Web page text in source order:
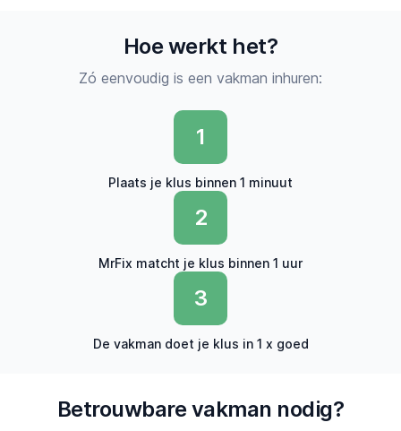
Hoe werkt het?
Zó eenvoudig is een vakman inhuren:
1
Plaats je klus binnen 1 minuut
2
MrFix matcht je klus binnen 1 uur
3
De vakman doet je klus in 1 x goed
Betrouwbare vakman nodig?